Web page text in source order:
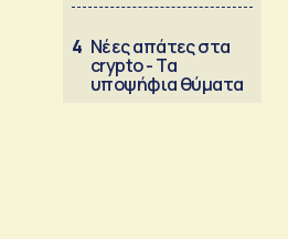
4 Νέες απάτες στα
crypto - Τα
υποψήφια θύματα